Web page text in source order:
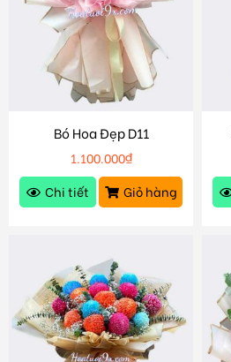
Bó Hoa Đẹp D11
1.100.000₫
Chi tiết
Giỏ hàng